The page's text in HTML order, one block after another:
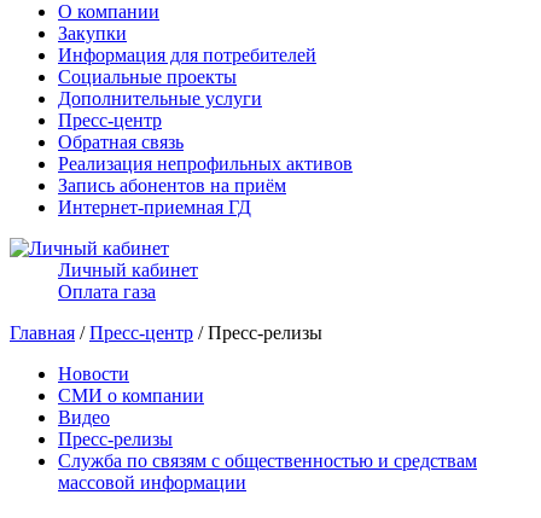
О компании
Закупки
Информация для потребителей
Социальные проекты
Дополнительные услуги
Пресс-центр
Обратная связь
Реализация непрофильных активов
Запись абонентов на приём
Интернет-приемная ГД
Личный кабинет
Оплата газа
Главная /Пресс-центр / Пресс-релизы
Новости
СМИ о компании
Видео
Пресс-релизы
Служба по связям с общественностью и средствам
массовой информации